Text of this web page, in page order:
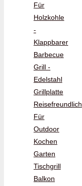
Für
Holzkohle
-
Klappbarer
Barbecue
Grill -
Edelstahl
Grillplatte
Reisefreundlich
Für
Outdoor
Kochen
Garten
Tischgrill
Balkon